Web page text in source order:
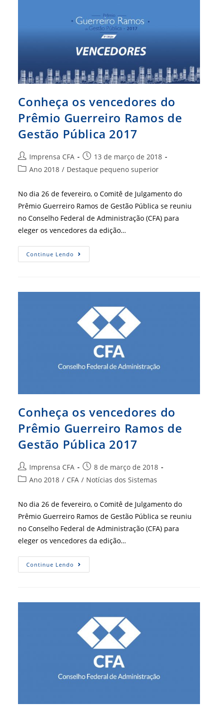
Conheça os vencedores do
Prêmio Guerreiro Ramos de
Gestão Pública 2017
Autor
do
Imprensa CFA
Post
publicado:
13 de março de 2018
Categoria
post:
Ano 2018 / Destaque pequeno superior
No dia 26 de fevereiro, o Comitê de Julgamento do
Prêmio Guerreiro Ramos de Gestão Pública se reuniu
no Conselho Federal de Administração (CFA) para
eleger os vencedores da edição…
Continue Lendo Conheça
Os
Ramos
Gestão
Pública
2017
Conheça os vencedores do
Prêmio Guerreiro Ramos de
Gestão Pública 2017
Autor
do
Imprensa CFA
Post
publicado:
8 de março de 2018
Categoria
post:
Ano 2018 / CFA / Notícias dos Sistemas
No dia 26 de fevereiro, o Comitê de Julgamento do
Prêmio Guerreiro Ramos de Gestão Pública se reuniu
no Conselho Federal de Administração (CFA) para
eleger os vencedores da edição…
Continue Lendo Conheça
Os
Ramos
Gestão
Pública
2017